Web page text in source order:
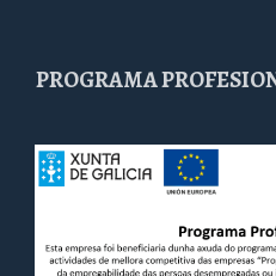
PROGRAMA